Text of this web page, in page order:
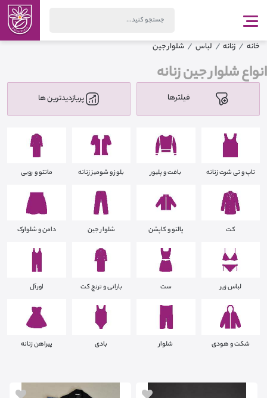
خانه زنانه لباس شلوار جین
انواع شلوار جین زنانه
فیلترها پربازدیدترین ها
تاپ و تی شرت زنانه بافت و پلیور بلوز و شومیز زنانه مانتو و رویی
کت پالتو و کاپشن شلوار جین دامن و شلوارک
لباس زیر ست بارانی و ترنچ کت اورآل
شکت و هودی شلوار بادی پیراهن زنانه